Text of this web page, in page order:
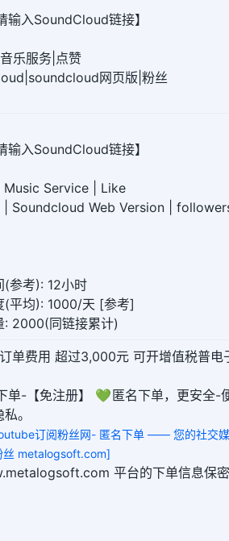
输入SoundCloud链接】
乐服务|点赞
网页版|粉丝
输入SoundCloud链接】
Music Service | Like
| Soundcloud Web Version |
(参考): 12小时
(平均): 1000/天 [参考]
: 2000(同链接累计)
单费用 超过3,000元 可开增值税普电
单-【免注册】 💚 匿名下单，更安全-
。
订阅粉丝网- 匿名下单 —— 您的社交
丝 metalogsoft.com]
平台的下单信息保